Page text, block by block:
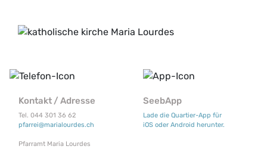
Kontakt / Adresse
Tel. 044 301 36 62
pfarrei@marialourdes.ch
Pfarramt Maria Lourdes
SeebApp
Lade die Quartier-App für
iOS oder Android herunter.